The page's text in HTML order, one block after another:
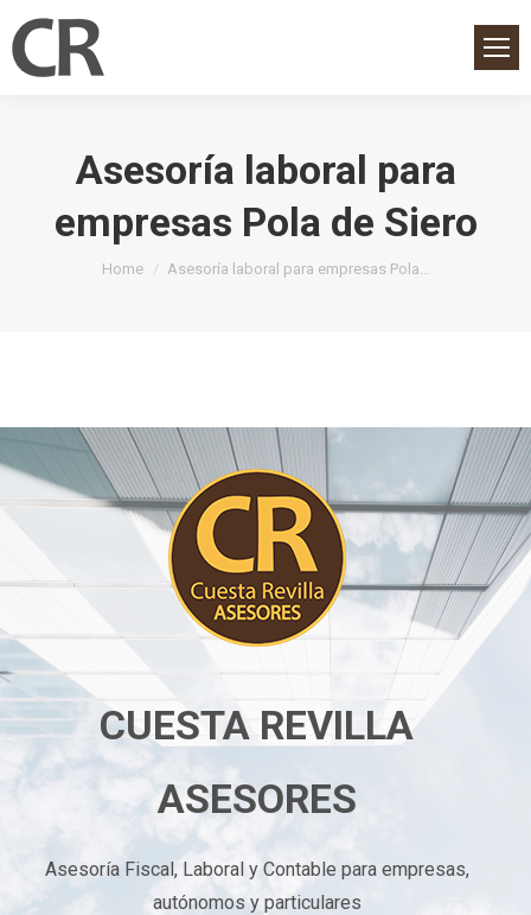
Asesoría laboral para
empresas Pola de Siero
You are here:
Home Asesoría laboral para empresas Pola…
CUESTA REVILLA
ASESORES
Asesoría Fiscal, Laboral y Contable para empresas,
autónomos y particulares